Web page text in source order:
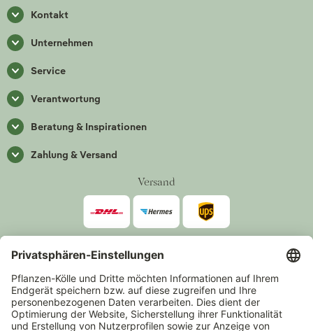
Kontakt
Unternehmen
Service
Verantwortung
Beratung & Inspirationen
Zahlung & Versand
Versand
Zahlarten
*Alle Preise inkl. gesetzlicher Mehrwertsteuer zzgl.Versand